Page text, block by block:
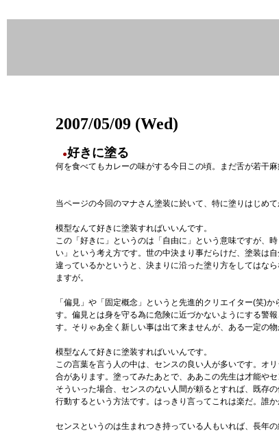
2007/05/09 (Wed)
●好きに塗る
何を食べてもカレーの味がする今日この頃。まだ舌が若干麻
当ページの今回のマナさん塗装に於いて、特に塗りはじめ
模型なんて好きに塗装すればいいんです。
この「好きに」というのは「自由に」という意味ですが、
い」という考え方です。世の中決まり事だらけだ、塗装は
違っているかというと、決まりに沿った塗り方をしてはな
ますが。
「偏見」や「固定概念」というと先進的クリエイター(笑)
す。偏見とは身を守る為に危険に近づかないようにする警
す。そりゃあ全く新しい事は出て来ませんが、ある一定の物
模型なんて好きに塗装すればいいんです。
この言葉を言う人の中は、センスの良い人が多いです。オ
合があります。塗ってみたあとで、ああこの先生は才能や
そういった場合、センスのない人間が頼るとすれば、既存
行動するという方法です。はっきり言ってこれは楽だ。誰か
センスというのは生まれつき持っている人もいれば、長年